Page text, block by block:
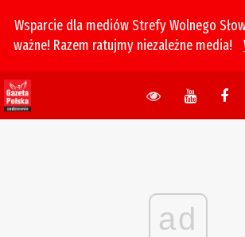
Wsparcie dla mediów Strefy Wolnego
ważne! Razem ratujmy niezależne media!
ad